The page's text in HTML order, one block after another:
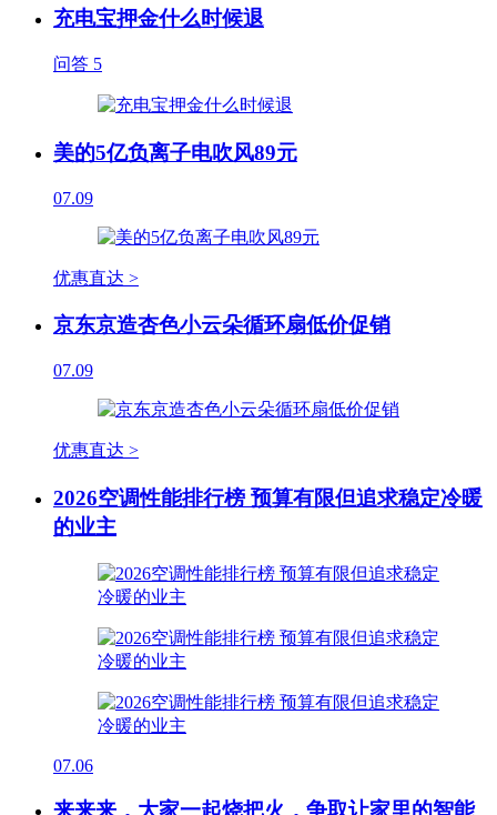
充电宝押金什么时候退
问答 5
美的5亿负离子电吹风89元
07.09
优惠直达 >
京东京造杏色小云朵循环扇低价促销
07.09
优惠直达 >
2026空调性能排行榜 预算有限但追求稳定冷暖
的业主
07.06
来来来，大家一起烧把火，争取让家里的智能